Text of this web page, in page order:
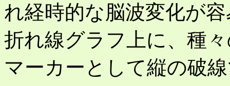
れ経時的な脳波変化が
折れ線グラフ上に、種
マーカーとして縦の破